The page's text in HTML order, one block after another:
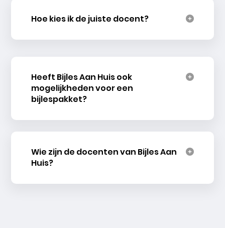
Hoe kies ik de juiste docent?
Heeft Bijles Aan Huis ook
mogelijkheden voor een
bijlespakket?
Wie zijn de docenten van Bijles Aan
Huis?